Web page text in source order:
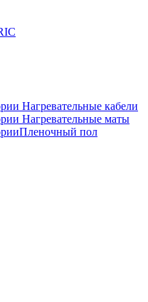
Нагревательные кабели
Нагревательные маты
Пленочный пол